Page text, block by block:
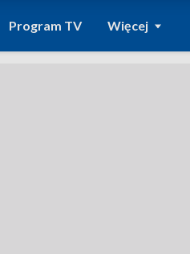
Program TV Więcej